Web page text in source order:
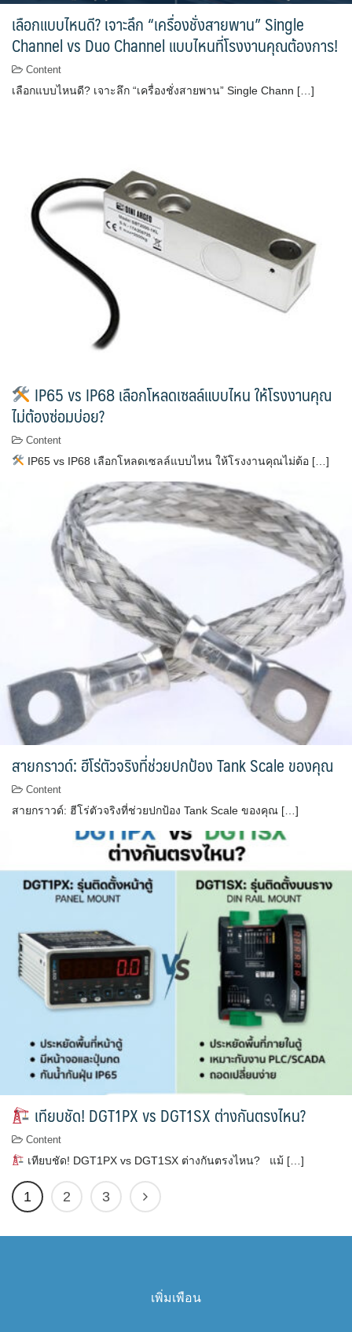
เลือกแบบไหนดี? เจาะลึก “เครื่องชั่งสายพาน” Single
Channel vs Duo Channel แบบไหนที่โรงงานคุณต้องการ!
Content
เลือกแบบไหนดี? เจาะลึก “เครื่องชั่งสายพาน” Single Chann […]
IP65 vs IP68 เลือกโหลดเซลล์แบบไหน ให้โรงงานคุณ
ไม่ต้องซ่อมบ่อย?
Content
IP65 vs IP68 เลือกโหลดเซลล์แบบไหน ให้โรงงานคุณไม่ต้อ […]
สายกราวด์: ฮีโร่ตัวจริงที่ช่วยปกป้อง Tank Scale ของคุณ
Content
สายกราวด์: ฮีโร่ตัวจริงที่ช่วยปกป้อง Tank Scale ของคุณ […]
เทียบชัด! DGT1PX vs DGT1SX ต่างกันตรงไหน?
Content
เทียบชัด! DGT1PX vs DGT1SX ต่างกันตรงไหน? แม้ […]
1 2 3
เพิ่มเพือน